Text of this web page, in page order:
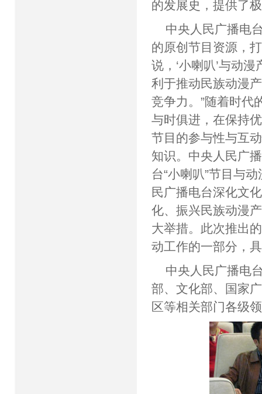
的发展史，提供了
中央人民广播电
的原创节目资源，
说，‘小喇叭’与动
利于推动民族动漫
竞争力。”随着时代
与时俱进，在保持
节目的参与性与互
知识。中央人民广
台“小喇叭”节目与
民广播电台深化文
化、振兴民族动漫
大举措。此次推出
动工作的一部分，
中央人民广播电
部、文化部、国家
区等相关部门各级